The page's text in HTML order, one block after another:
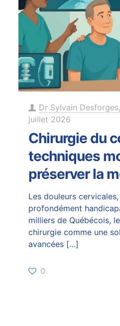
Dr Sylvain
juillet 2026
Chirurgie du
techniques
préserver la
Les douleurs
profondément
milliers de Québécois,
chirurgie comme une
avancées[…]
0